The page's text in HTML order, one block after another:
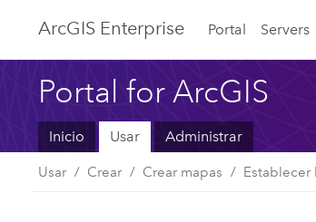
ArcGIS Enterprise Portal Servers
Portal for ArcGIS
Inicio Usar Administrar
Usar Crear Crear mapas